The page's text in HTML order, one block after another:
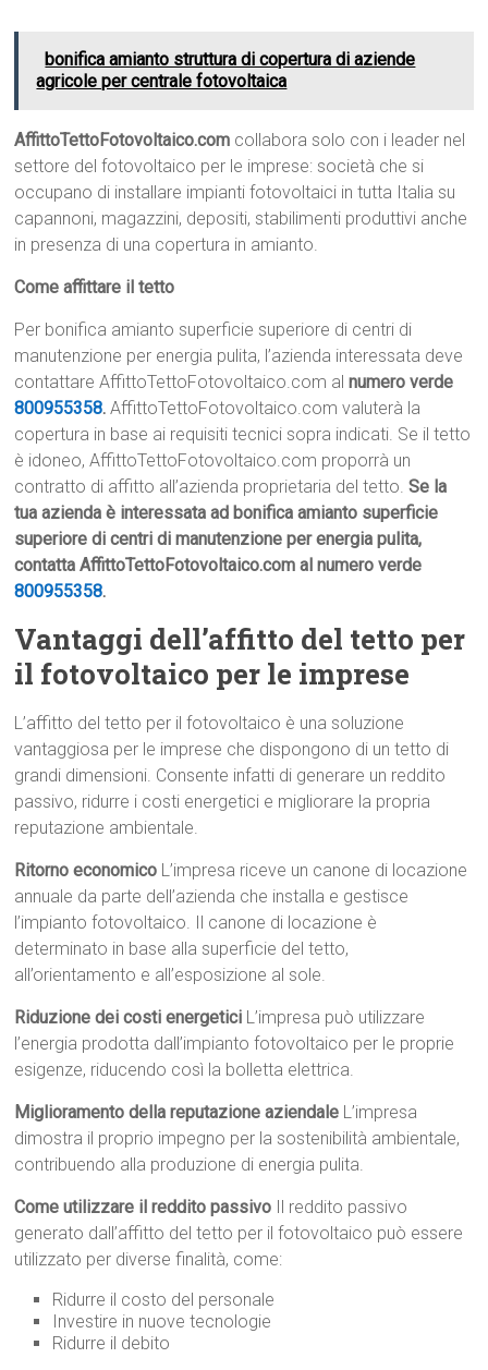
bonifica amianto struttura di copertura di aziende
agricole per centrale fotovoltaica
AffittoTettoFotovoltaico.com collabora solo con i leader nel
settore del fotovoltaico per le imprese: società che si
occupano di installare impianti fotovoltaici in tutta Italia su
capannoni, magazzini, depositi, stabilimenti produttivi anche
in presenza di una copertura in amianto.
Come affittare il tetto
Per bonifica amianto superficie superiore di centri di
manutenzione per energia pulita, l’azienda interessata deve
contattare AffittoTettoFotovoltaico.com alnumero verde
800955358. AffittoTettoFotovoltaico.com valuterà la
copertura in base ai requisiti tecnici sopra indicati. Se il tetto
è idoneo, AffittoTettoFotovoltaico.com proporrà un
contratto di affitto all’azienda proprietaria del tetto.Se la
tua azienda è interessata ad bonifica amianto superficie
superiore di centri di manutenzione per energia pulita,
contatta AffittoTettoFotovoltaico.com al numero verde
800955358.
Vantaggi dell’affitto del tetto per
il fotovoltaico per le imprese
L’affitto del tetto per il fotovoltaico è una soluzione
vantaggiosa per le imprese che dispongono di un tetto di
grandi dimensioni. Consente infatti di generare un reddito
passivo, ridurre i costi energetici e migliorare la propria
reputazione ambientale.
Ritorno economico L’impresa riceve un canone di locazione
annuale da parte dell’azienda che installa e gestisce
l’impianto fotovoltaico. Il canone di locazione è
determinato in base alla superficie del tetto,
all’orientamento e all’esposizione al sole.
Riduzione dei costi energetici L’impresa può utilizzare
l’energia prodotta dall’impianto fotovoltaico per le proprie
esigenze, riducendo così la bolletta elettrica.
Miglioramento della reputazione aziendale L’impresa
dimostra il proprio impegno per la sostenibilità ambientale,
contribuendo alla produzione di energia pulita.
Come utilizzare il reddito passivo Il reddito passivo
generato dall’affitto del tetto per il fotovoltaico può essere
utilizzato per diverse finalità, come:
Ridurre il costo del personale
Investire in nuove tecnologie
Ridurre il debito